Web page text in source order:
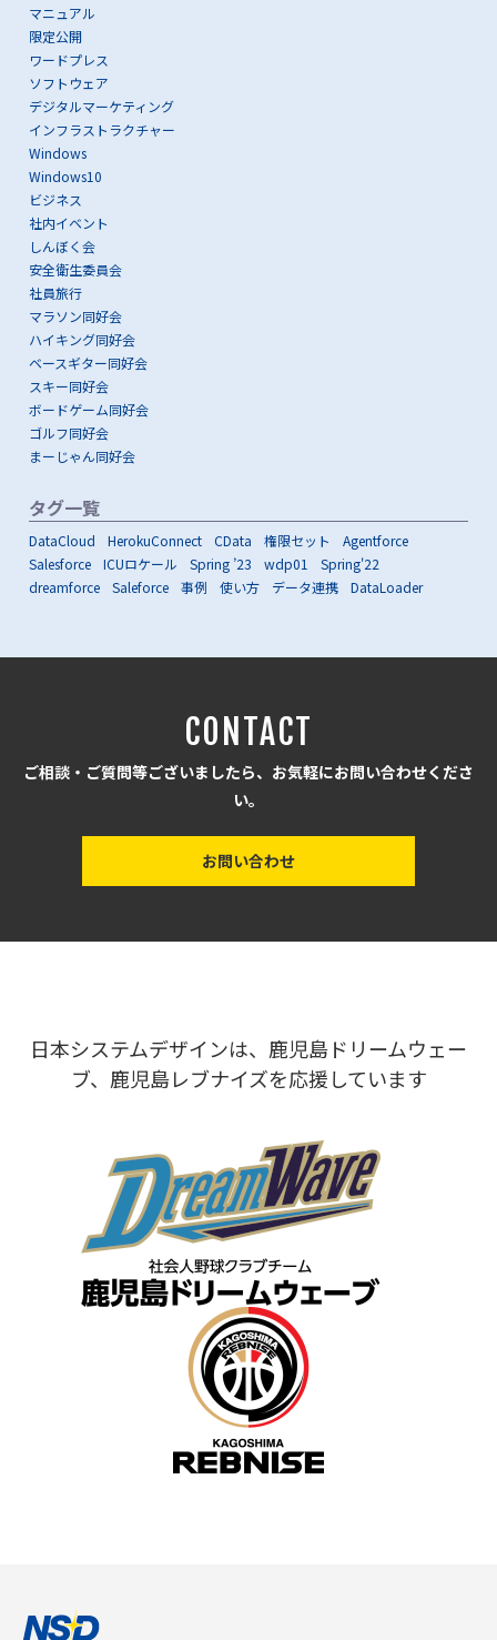
マニュアル
限定公開
ワードプレス
ソフトウェア
デジタルマーケティング
インフラストラクチャー
Windows
Windows10
ビジネス
社内イベント
しんぼく会
安全衛生委員会
社員旅行
マラソン同好会
ハイキング同好会
ベースギター同好会
スキー同好会
ボードゲーム同好会
ゴルフ同好会
まーじゃん同好会
タグ一覧
DataCloud HerokuConnect CData 権限セット
Agentforce
Salesforce
ICUロケール Spring ’23 wdp01
Spring'22
dreamforce
Saleforce 事例 使い方 データ連携 DataLoader
CONTACT
ご相談・ご質問等ございましたら、お気軽にお問い合わせくださ
い。
お問い合わせ
日本システムデザインは、鹿児島ドリームウェー
ブ、鹿児島レブナイズを応援しています